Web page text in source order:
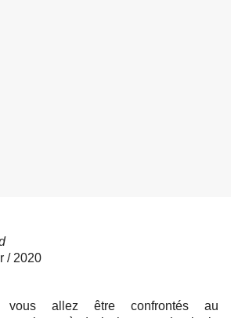
/ 2020
allez être confrontés au